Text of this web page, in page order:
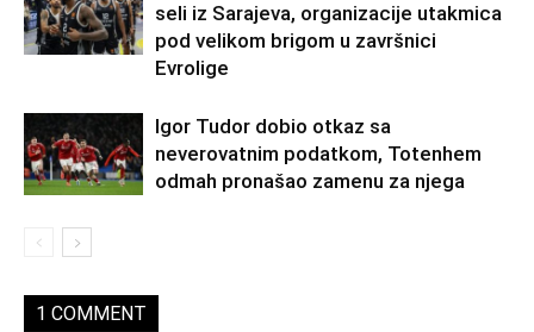
seli iz Sarajeva, organizacije utakmica
pod velikom brigom u završnici
Evrolige
Igor Tudor dobio otkaz sa
neverovatnim podatkom, Totenhem
odmah pronašao zamenu za njega
1 COMMENT